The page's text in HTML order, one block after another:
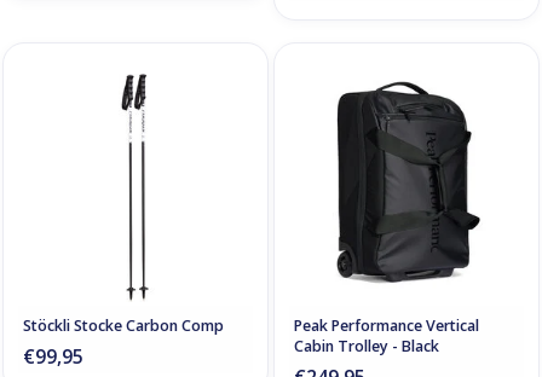
Stöckli Stocke Carbon Comp
€99,95
Peak Performance Vertical
Cabin Trolley - Black